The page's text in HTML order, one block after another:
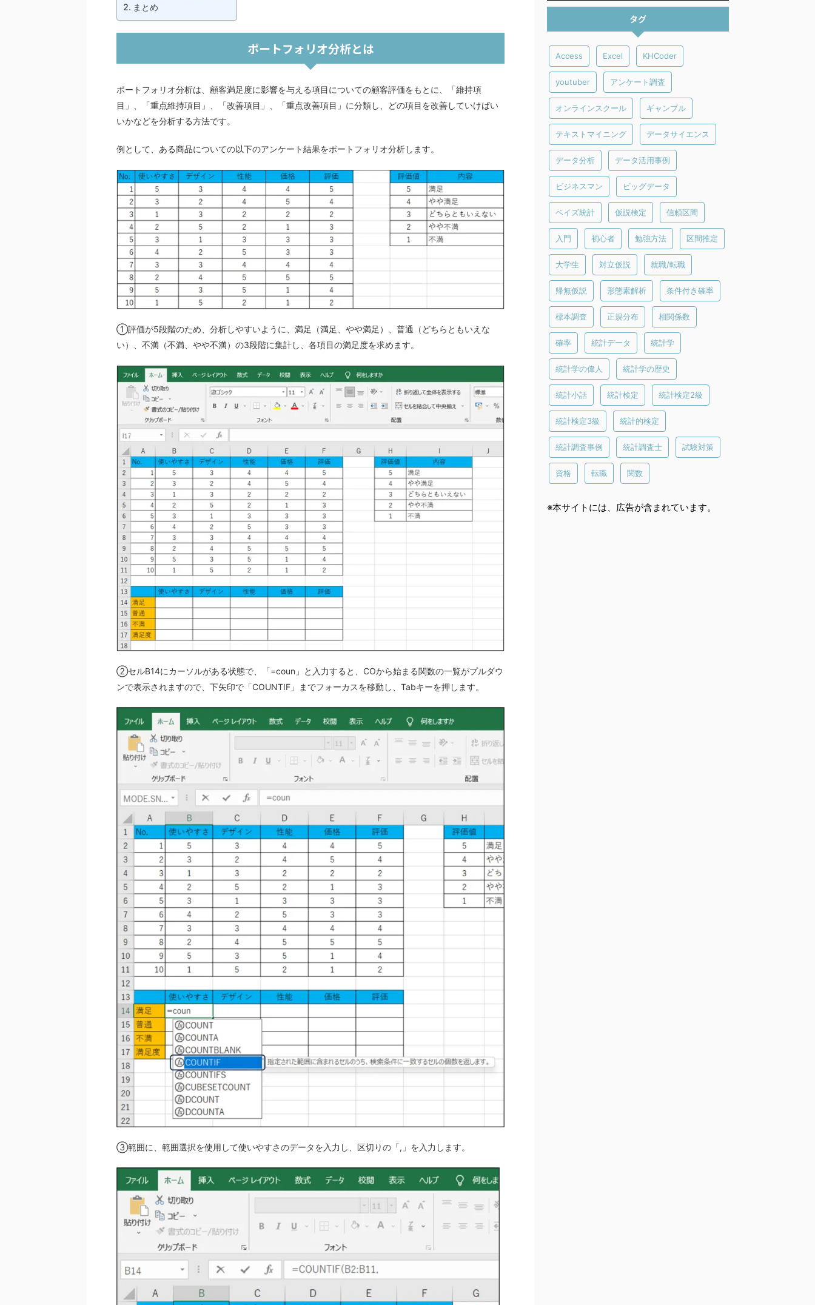
まとめ
ポートフォリオ分析とは
ポートフォリオ分析は、顧客満足度に影響を与える項目についての顧客評価をもとに、「維持項
目」、「重点維持項目」、「改善項目」、「重点改善項目」に分類し、どの項目を改善していけばい
いかなどを分析する方法です。
例として、ある商品についての以下のアンケート結果をポートフォリオ分析します。
①評価が5段階のため、分析しやすいように、満足（満足、やや満足）、普通（どちらともいえな
い）、不満（不満、やや不満）の3段階に集計し、各項目の満足度を求めます。
②セルB14にカーソルがある状態で、「=coun」と入力すると、COから始まる関数の一覧がプルダウ
ンで表示されますので、下矢印で「COUNTIF」までフォーカスを移動し、Tabキーを押します。
③範囲に、範囲選択を使用して使いやすさのデータを入力し、区切りの「,」を入力します。
タグ
Access Excel KHCoder
youtuber アンケート調査
オンラインスクール ギャンブル
テキストマイニング データサイエンス
データ分析 データ活用事例
ビジネスマン ビッグデータ
ベイズ統計 仮説検定 信頼区間
入門 初心者 勉強方法 区間推定
大学生 対立仮説 就職/転職
帰無仮説 形態素解析 条件付き確率
標本調査 正規分布 相関係数
確率 統計データ 統計学
統計学の偉人 統計学の歴史
統計小話 統計検定 統計検定2級
統計検定3級 統計的検定
統計調査事例 統計調査士 試験対策
資格 転職 関数
※本サイトには、広告が含まれています。